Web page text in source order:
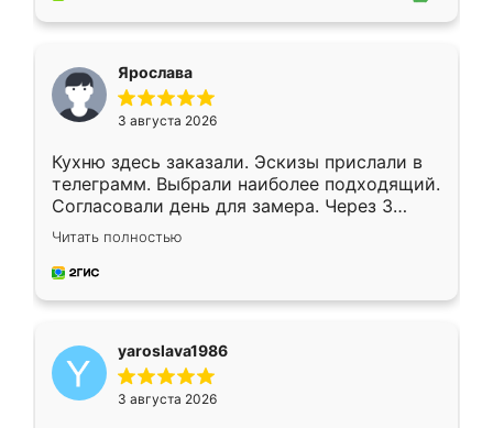
Ярослава
3 августа 2026
Кухню здесь заказали. Эскизы прислали в
телеграмм. Выбрали наиболее подходящий.
Согласовали день для замера. Через 3
недели кухня была уже готова. Остались
довольны работой. Спасибо Ренессанс
мебель за качественную работу!
Читать полностью
yaroslava1986
3 августа 2026